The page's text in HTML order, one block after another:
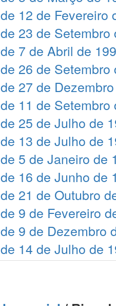
12 de Fevereiro
23 de Setembro
7 de Abril de
26 de Setembro
27 de
11 de Setembro
25 de Julho de
13 de Julho de
5 de Janeiro de
16 de Junho de
21 de Outubro
9 de Fevereiro
9 de Dezembro
14 de Julho de